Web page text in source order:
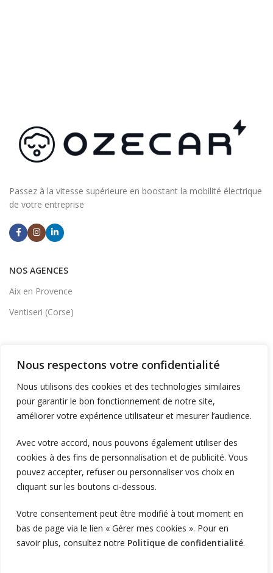
Nous respectons votre confidentialité
Nous utilisons des cookies et des technologies similaires
pour garantir le bon fonctionnement de notre site,
améliorer votre expérience utilisateur et mesurer l’audience.
Avec votre accord, nous pouvons également utiliser des
cookies à des fins de personnalisation et de publicité. Vous
pouvez accepter, refuser ou personnaliser vos choix en
cliquant sur les boutons ci-dessous.
Votre consentement peut être modifié à tout moment en
bas de page via le lien « Gérer mes cookies ». Pour en
savoir plus, consultez notre Politique de confidentialité.
Passez à la vitesse supérieure en boostant la mobilité électrique
de votre entreprise
NOS AGENCES
Aix en Provence
Ventiseri (Corse)
Supermarchés et commerces
Flotte d'entreprise
Logistique et transport
RECHARGER
Supervision et monétique
En itinérance
A Domicile